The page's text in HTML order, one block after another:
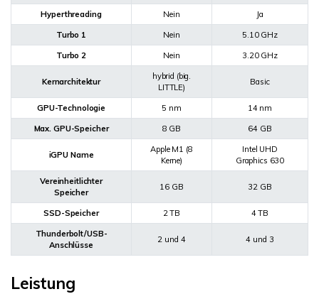
Hyperthreading Nein Ja
Turbo 1 Nein 5.10 GHz
Turbo 2 Nein 3.20 GHz
Kernarchitektur
hybrid (big.
LITTLE)
Basic
GPU-Technologie 5 nm 14 nm
Max. GPU-Speicher 8 GB 64 GB
iGPU Name
Apple M1 (8
Kerne)
Intel UHD
Graphics 630
Vereinheitlichter
Speicher
16 GB 32 GB
SSD-Speicher 2 TB 4 TB
Thunderbolt/USB-
Anschlüsse
2 und 4 4 und 3
Leistung